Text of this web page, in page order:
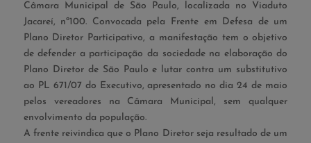
Câmara Municipal de São Paulo, localizada no Viaduto
Jacareí, nº100. Convocada pela Frente em Defesa de um
Plano Diretor Participativo, a manifestação tem o objetivo
de defender a participação da sociedade na elaboração do
Plano Diretor de São Paulo e lutar contra um substitutivo
ao PL 671/07 do Executivo, apresentado no dia 24 de maio
pelos vereadores na Câmara Municipal, sem qualquer
envolvimento da população.
A frente reivindica que o Plano Diretor seja resultado de um